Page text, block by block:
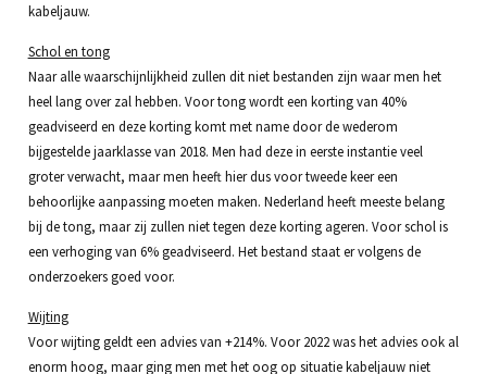
kabeljauw.
Schol en tong
Naar alle waarschijnlijkheid zullen dit niet bestanden zijn waar men het
heel lang over zal hebben. Voor tong wordt een korting van 40%
geadviseerd en deze korting komt met name door de wederom
bijgestelde jaarklasse van 2018. Men had deze in eerste instantie veel
groter verwacht, maar men heeft hier dus voor tweede keer een
behoorlijke aanpassing moeten maken. Nederland heeft meeste belang
bij de tong, maar zij zullen niet tegen deze korting ageren. Voor schol is
een verhoging van 6% geadviseerd. Het bestand staat er volgens de
onderzoekers goed voor.
Wijting
Voor wijting geldt een advies van +214%. Voor 2022 was het advies ook al
enorm hoog, maar ging men met het oog op situatie kabeljauw niet